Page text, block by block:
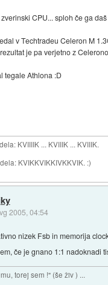
CPU... sploh če ga
v Techtradeu Celeron M
je pa verjetno z
tegale Athlona :D
KVIIIIK ... KVIIIK ... KVIIIK.
KVIKKVIKKIVKKVIK. :)
2005, 04:54
nizek Fsb in memorija
če je gnano 1:1 nadoknadi
torej sem !" (še živ ) ...